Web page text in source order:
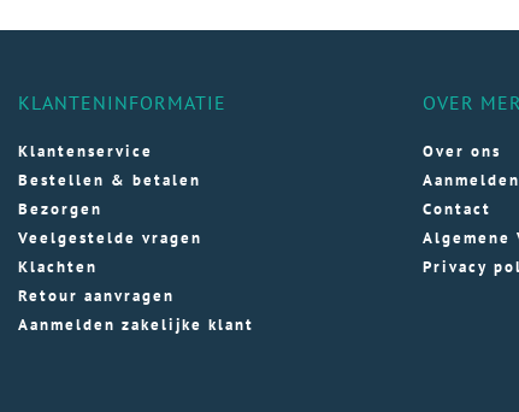
KLANTENINFORMATIE
Klantenservice
Bestellen & betalen
Bezorgen
Veelgestelde vragen
Klachten
Retour aanvragen
Aanmelden zakelijke klant
OVER
Over ons
Contact
Algemene
Privacy